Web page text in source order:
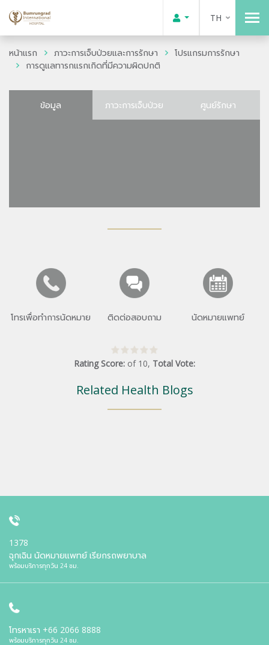
TH
หน้าแรก ภาวะการเจ็บป่วยและการรักษา
โปรแกรมการรักษา
การดูแลทารกแรกเกิดที่มีความผิดปกติ
ข้อมูล ภาวะการเจ็บป่วย ศูนย์รักษา
โทรเพื่อทำการนัดหมาย ติดต่อสอบถาม นัดหมายแพทย์
Rating Score: of 10, Total Vote:
Related Health Blogs
1378
ฉุกเฉิน นัดหมายแพทย์ เรียกรถพยาบาล
พร้อมบริการทุกวัน 24 ชม.
โทรหาเรา +66 2066 8888
พร้อมบริการทุกวัน 24 ชม.